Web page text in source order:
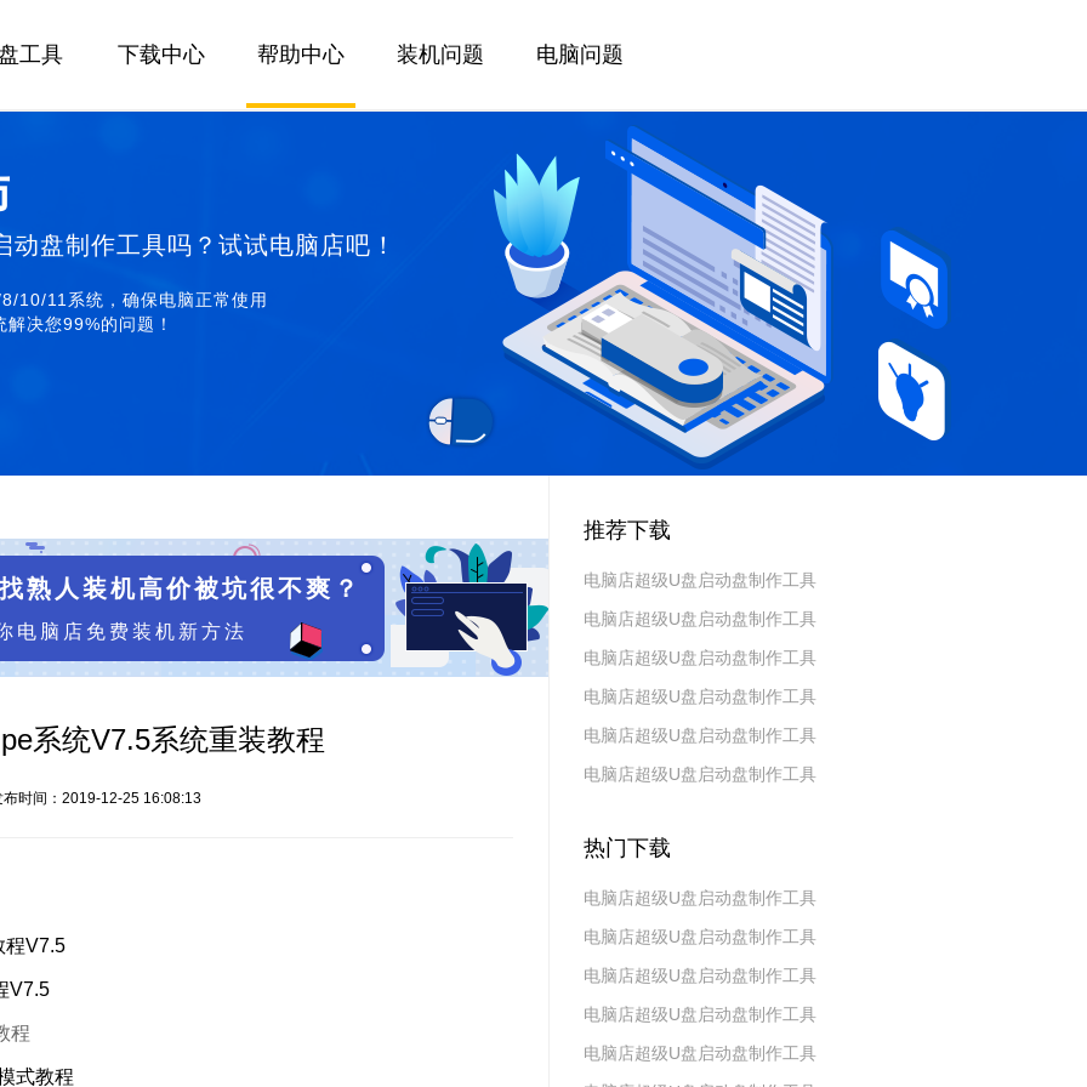
工具 下载中心 帮助中心 装机问题 电脑问题
盘制作工具吗？试试电脑店吧！
10/11系统，确保电脑正常使用
决您99%的问题！
熟人装机高价被坑很不爽？
电脑店免费装机新方法
系统V7.5系统重装教程
布时间：2019-12-25 16:08:13
程V7.5
V7.5
程
式教程
推荐下载
电脑店超级U盘启动盘制作工具
v7.5_2606
电脑店超级U盘启动盘制作工具
v7.5_2604
电脑店超级U盘启动盘制作工具
v7.5_2602
电脑店超级U盘启动盘制作工具
v7.5_2511
电脑店超级U盘启动盘制作工具
v7.5_2509
电脑店超级U盘启动盘制作工具
热门下载
电脑店超级U盘启动盘制作工具
v7.5_2606
电脑店超级U盘启动盘制作工具
v7.5_2604
电脑店超级U盘启动盘制作工具
v7.5_2602
电脑店超级U盘启动盘制作工具
v7.5 2019(天蓬元帅版)
电脑店超级U盘启动盘制作工具